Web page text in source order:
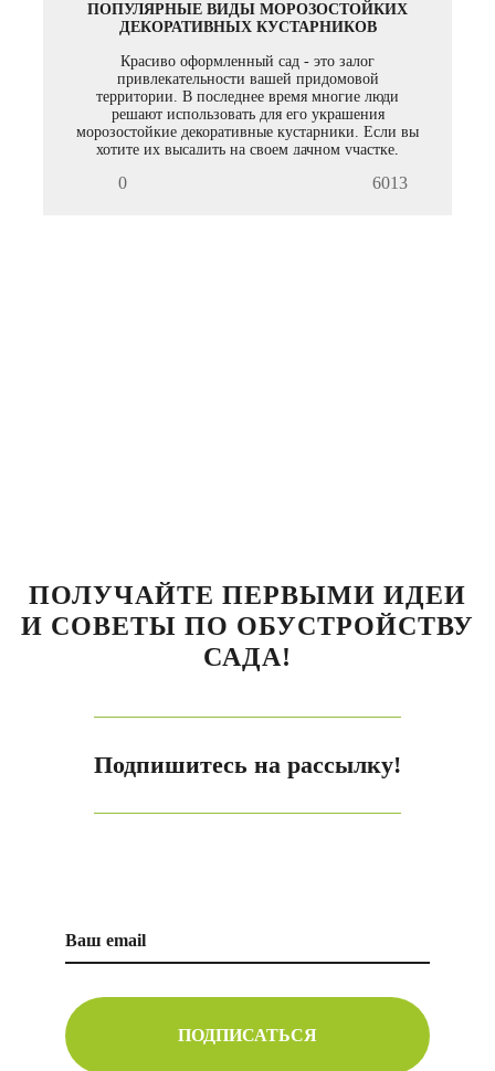
ПОПУЛЯРНЫЕ ВИДЫ МОРОЗОСТОЙКИХ
ДЕКОРАТИВНЫХ КУСТАРНИКОВ
Красиво оформленный сад - это залог
привлекательности вашей придомовой
территории. В последнее время многие люди
решают использовать для его украшения
морозостойкие декоративные кустарники. Если вы
хотите их высадить на своем дачном участке,
предоставляет услуги по озеленению территории
0 6013
ПОЛУЧАЙТЕ ПЕРВЫМИ ИДЕИ
И СОВЕТЫ ПО ОБУСТРОЙСТВУ
САДА!
Подпишитесь на рассылку!
ПОДПИСАТЬСЯ